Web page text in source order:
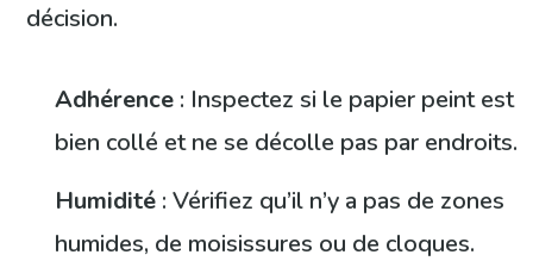
décision.
Adhérence : Inspectez si le papier peint est
bien collé et ne se décolle pas par endroits.
Humidité : Vérifiez qu’il n’y a pas de zones
humides, de moisissures ou de cloques.